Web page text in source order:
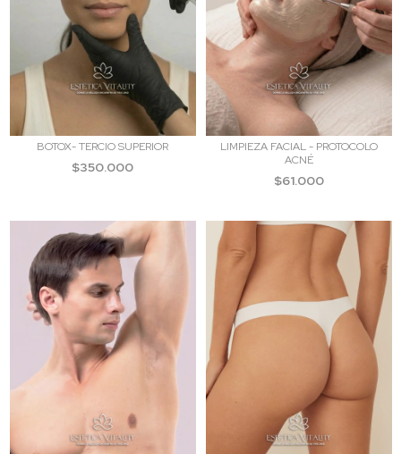
BOTOX- TERCIO SUPERIOR
$350.000
LIMPIEZA FACIAL - PROTOCOLO
ACNÉ
$61.000